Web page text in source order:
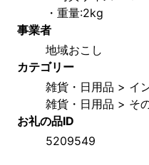
・重量:2kg
事業者
地域おこし
カテゴリー
雑貨・日用品 > イ
雑貨・日用品 > そ
お礼の品ID
5209549